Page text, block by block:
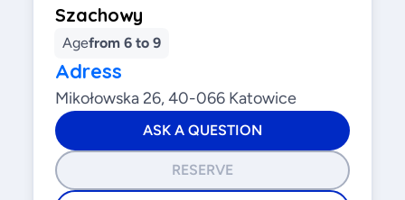
Szachowy
Agefrom 6 to 9
Adress
Mikołowska 26, 40-066 Katowice
ASK A QUESTION
RESERVE